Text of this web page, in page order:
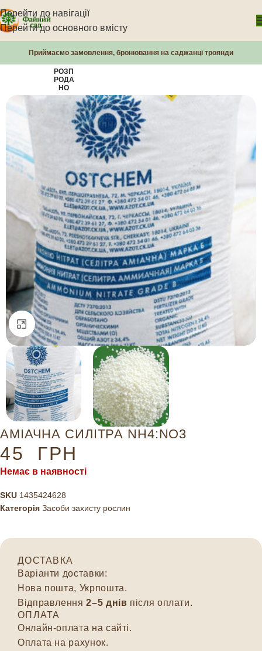
Перейти до навігації
Перейти до основного вмісту
Приймаємо замовлення, бронювання на саджанці троянди
РОЗП
РОДА
НО
Натисніть, щоб збільшити
АМІАЧНА СИЛІТРА NH4:NO3
45 ГРН
Немає в наявності
SKU 1435424628
Категорія Засоби захисту рослин
ДОСТАВКА
Варіанти доставки:
Нова пошта, Укрпошта.
Відправлення2–5 днів після оплати.
ОПЛАТА
Онлайн-оплата на сайті.
Оплата на рахунок.